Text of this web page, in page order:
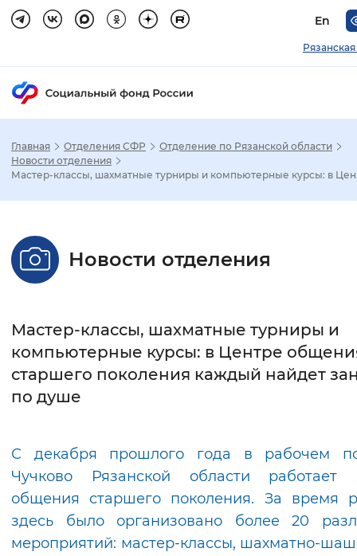
En
Настройка режима отображения
Стандартный Увеличенный
С засечками
Интервал между буквами
Цвет сайта
Инверсивный
Синий фон
Главная Отделения СФР
Отделение по Рязанской области
Новости отделения
Мастер-классы, шахматные турниры и компьютерные курсы: в
Новости отделения
Мастер-классы, шахматные турниры и
компьютерные курсы: в Центре
старшего поколения каждый найдет
по душе
С декабря прошлого года в рабочем
Чучково Рязанской области работает
общения старшего поколения. За время
здесь было организовано более 20
мероприятий: мастер-классы, шахматно-